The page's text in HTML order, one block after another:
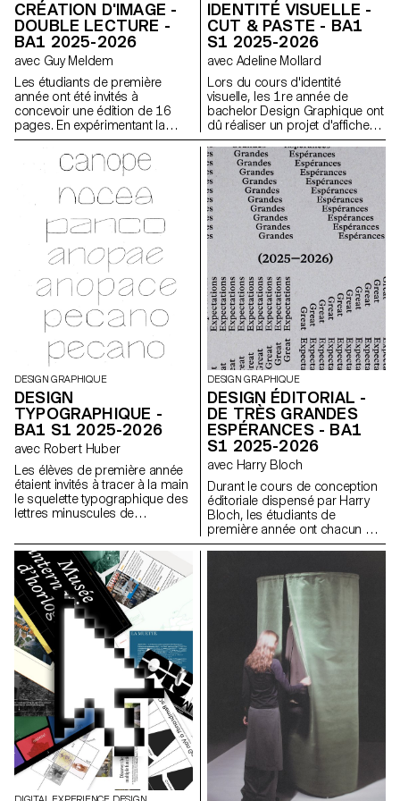
CRÉATION D'IMAGE -
DOUBLE LECTURE -
BA1 2025-2026
avec Guy Meldem
Les étudiants de première
année ont été invités à
concevoir une édition de 16
pages. En expérimentant la
bichromie par diverses
techniques d'impression, ils
ont séquencé une lecture
couleurs imprimées.
IDENTITÉ VISUELLE -
CUT & PASTE - BA1
S1 2025-2026
avec Adeline Mollard
Lors du cours d'identité
visuelle, les 1re année de
bachelor Design Graphique ont
dû réaliser un projet d'affiches
à partir d'un événement tiré au
hasard. Ils ont du définir leur
propre système visuel et ont
exploré une recherche
d'affiches typographiques
réalisées à la main. L'identité
visuelle de l'événement a été
développée au travers d'une
affiche et d'un flyer,
accompagnés d'un carnet de
recherche regroupant
l'ensemble de leur processus
créatif.
DESIGN GRAPHIQUE
DESIGN
TYPOGRAPHIQUE -
BA1 S1 2025-2026
avec Robert Huber
Les élèves de première année
étaient invités à tracer à la main
le squelette typographique des
lettres minuscules de
respecter les proportions, les
courbes et les axes
caractéristiques de chaque
lettre, tout en portant une
attention particulière à la
cohérence visuelle et à la
régularité du tracé.
DESIGN GRAPHIQUE
DESIGN ÉDITORIAL -
DE TRÈS GRANDES
ESPÉRANCES - BA1
S1 2025-2026
avec Harry Bloch
Durant le cours de conception
éditoriale dispensé par Harry
Bloch, les étudiants de
première année ont chacun mis
en page un chapitre du roman
Charles Dickens. Une édition
finale regroupant tous les
chapitres a été réalisée pour
l'occasion.